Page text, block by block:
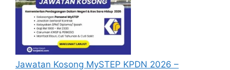
menganggap permohonan mereka tidak
berjaya.
Mohon Online
Jawatan Kosong MySTEP KPDN 2026 –